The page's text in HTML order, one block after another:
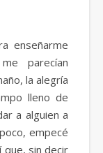
parecían
la alegría
lleno de
a alguien a
empecé
que, sin decir